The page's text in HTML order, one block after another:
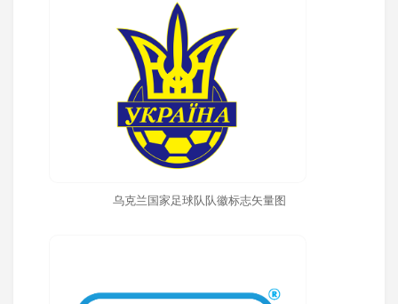
乌克兰国家足球队队徽标志矢量图